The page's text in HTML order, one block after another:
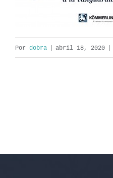
Por dobra | abril 18, 2020 |